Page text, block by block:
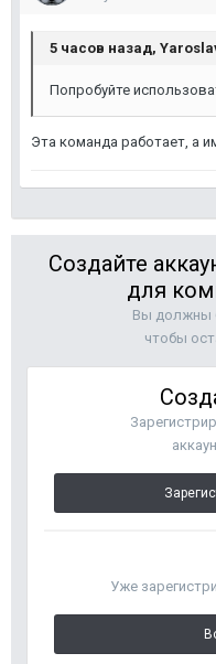
5 часов назад,
Попробуйте
Эта команда работает, а
Создайте
для
Вы должны
чтобы
Уже